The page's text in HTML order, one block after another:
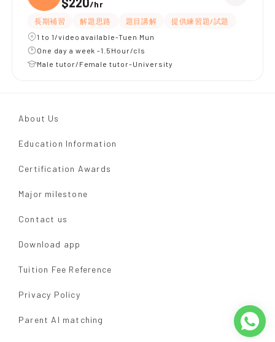
/hr
長期補習 解題思路 題目講解
提供練習題/試題
1 to 1/video available-Tuen Mun
One day a week -1.5Hour/cls
Male tutor/Female tutor-University
About Us
Education Information
Certification Awards
Major milestone
Contact us
Download app
Tuition Fee Reference
Privacy Policy
Parent AI matching